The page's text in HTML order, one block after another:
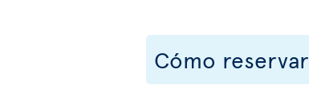
Cómo reservar